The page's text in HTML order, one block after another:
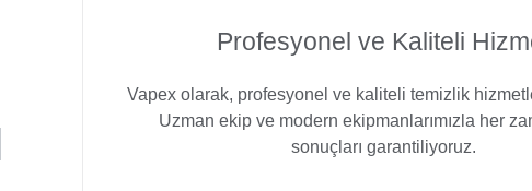
Profesyonel ve Kaliteli
Vapex olarak, profesyonel ve kaliteli temizlik
Uzman ekip ve modern ekipmanlarımızla her
sonuçları garantiliyoruz.